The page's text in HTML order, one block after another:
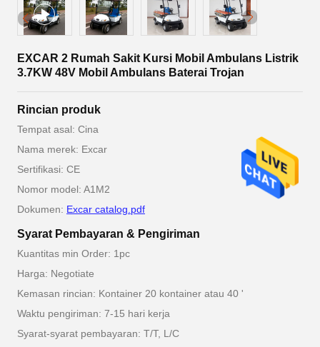
EXCAR 2 Rumah Sakit Kursi Mobil Ambulans Listrik
3.7KW 48V Mobil Ambulans Baterai Trojan
Rincian produk
Tempat asal: Cina
Nama merek: Excar
Sertifikasi: CE
Nomor model: A1M2
Dokumen: Excar catalog.pdf
Syarat Pembayaran & Pengiriman
Kuantitas min Order: 1pc
Harga: Negotiate
Kemasan rincian: Kontainer 20 kontainer atau 40 '
Waktu pengiriman: 7-15 hari kerja
Syarat-syarat pembayaran: T/T, L/C